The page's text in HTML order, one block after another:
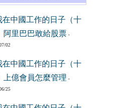
在中國工作的日子（十
阿里巴巴敢給股票-
02
在中國工作的日子（十
上億會員怎麼管理 -
25